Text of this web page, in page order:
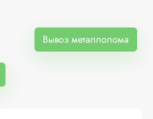
Вывоз металлолома